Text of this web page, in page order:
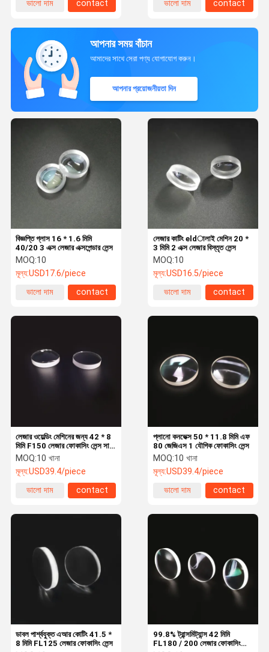
ভালো দাম
contact
ভালো দাম
contact
আপনার সময় বাঁচান
আমাদের সাথে সেরা পণ্য যোগাযোগ করুন।
আপনার প্রয়োজনীয়তা দিন
লেজার কাটিং eldালাই মেশিন 20 *
3 মিমি 2 এক্স লেজার বিস্তৃত লেন্স
MOQ:10
মূল্য:USD16.5/piece
ভালো দাম
contact
বিজ্ঞপ্তি গ্লাস 16 * 1.6 মিমি
40/20 3 এক্স লেজার এক্সপেন্ডার লেন্স
MOQ:10
মূল্য:USD17.6/piece
ভালো দাম
contact
প্লানো কনভেক্স 50 * 11.8 মিমি এফ
80 জেজিএস 1 যৌগিক ফোকাসিং লেন্স
MOQ:10 খানা
মূল্য:USD39.4/piece
ভালো দাম
contact
লেজার ওয়েল্ডিং মেশিনের জন্য 42 * 8
মিমি F150 লেজার ফোকাসিং লেন্স সাফ
করুন
MOQ:10 খানা
মূল্য:USD39.4/piece
ভালো দাম
contact
99.8% ট্রান্সমিট্যান্স 42 মিমি
FL180 / 200 লেজার ফোকাসিং
ডাবল পার্শ্বযুক্ত এআর কোটিং 41.5 *
8 মিমি FL125 লেজার ফোকাসিং লেন্স